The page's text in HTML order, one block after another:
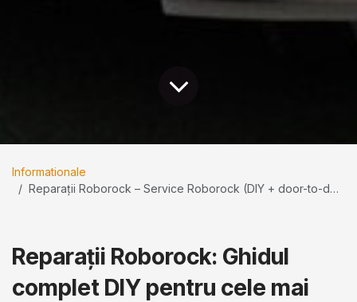
Informationale
Reparații Roborock – Service Roborock (DIY + door-to-door)
Reparații Roborock: Ghidul
complet DIY pentru cele mai